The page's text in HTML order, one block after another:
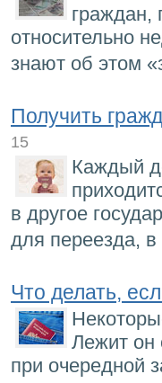
граждан,
относительно
знают об этом
Получить
15
Каждый
в другое
для переезда,
Что делать,
Лежит он
при очередной